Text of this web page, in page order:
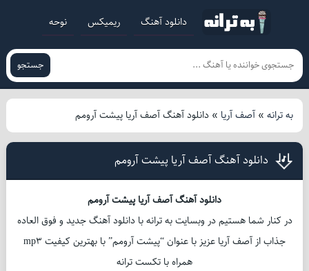
دانلود آهنگ ریمیکس نوحه
جستجو
به ترانه»آصف آریا » دانلود آهنگ آصف آریا پیشت آرومم
دانلود آهنگ آصف آریا پیشت آرومم
دانلود آهنگ آصف آریا پیشت آرومم
در کنار شما هستیم در وبسایت به ترانه با دانلود آهنگ جدید و فوق العاده
جذاب از آصف آریا عزیز با عنوان “پیشت آرومم” با بهترین کیفیت mp3
همراه با تکست ترانه